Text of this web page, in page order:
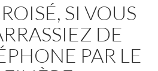
SI VOUS
DE
PAR LE